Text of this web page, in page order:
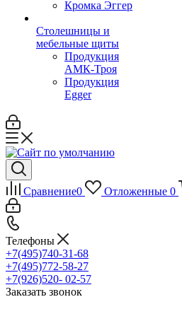
Кромка Эггер
Столешницы и
мебельные щиты
Продукция
АМК-Троя
Продукция
Egger
Сравнение0 Отложенные 0
Телефоны
+7(495)740-31-68
+7(495)772-58-27
+7(926)520- 02-57
Заказать звонок